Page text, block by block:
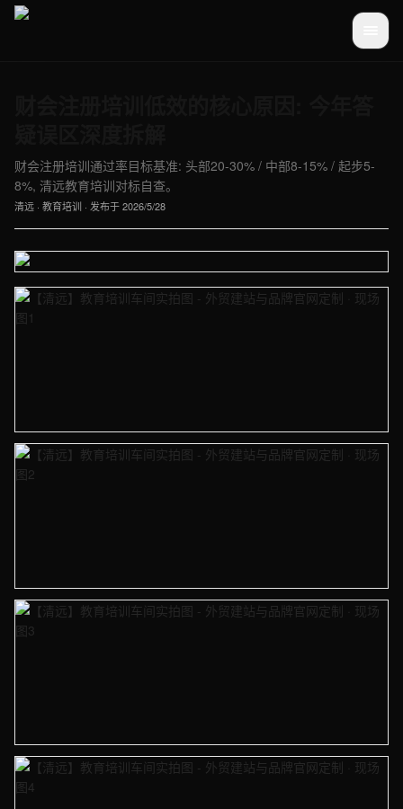
财会注册培训通过率目标基准: 头部20-30% / 中部8-15% / 起步5-
8%, 清远教育培训对标自查。
清远 · 教育培训 · 发布于2026/5/28
【清远】教育培训车间实拍图 - 外贸建站与品牌官网定制 · 现场图1
【清远】教育培训车间实拍图 - 外贸建站与品牌官网定制 · 现场图2
【清远】教育培训车间实拍图 - 外贸建站与品牌官网定制 · 现场图3